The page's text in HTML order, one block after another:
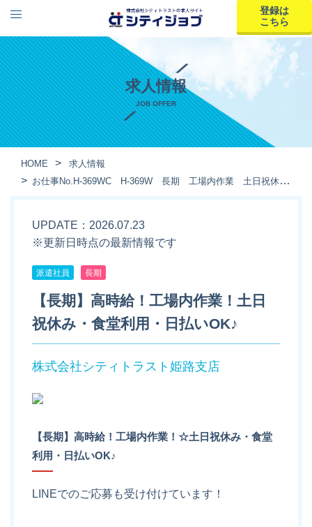
登録は
こちら
求人情報
JOB OFFER
HOME
求人情報
お仕事No.H-369WC H-369W 長期 工場内作業 土日祝休み 高時給 日払い 車通勤
UPDATE：2026.07.23
※更新日時点の最新情報です
派遣社員 長期
【長期】高時給！工場内作業！土日
祝休み・食堂利用・日払いOK♪
株式会社シティトラスト姫路支店
【長期】高時給！工場内作業！☆土日祝休み・食堂
利用・日払いOK♪
LINEでのご応募も受け付けています！